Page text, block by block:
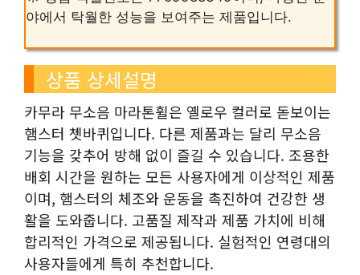
야에서 탁월한 성능을 보여주는 제품입니다.
상품 상세설명
카무라 무소음 마라톤휠은 옐로우 컬러로 돋보이는
햄스터 쳇바퀴입니다. 다른 제품과는 달리 무소음
기능을 갖추어 방해 없이 즐길 수 있습니다. 조용한
배회 시간을 원하는 모든 사용자에게 이상적인 제품
이며, 햄스터의 체조와 운동을 촉진하여 건강한 생
활을 도와줍니다. 고품질 제작과 제품 가치에 비해
합리적인 가격으로 제공됩니다. 실험적인 연령대의
사용자들에게 특히 추천합니다.